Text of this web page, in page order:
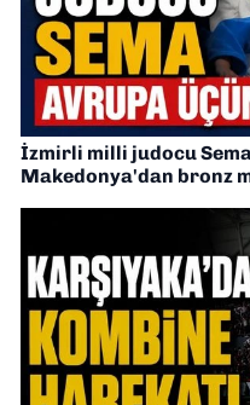
İzmirli milli judocu
Makedonya'dan bronz